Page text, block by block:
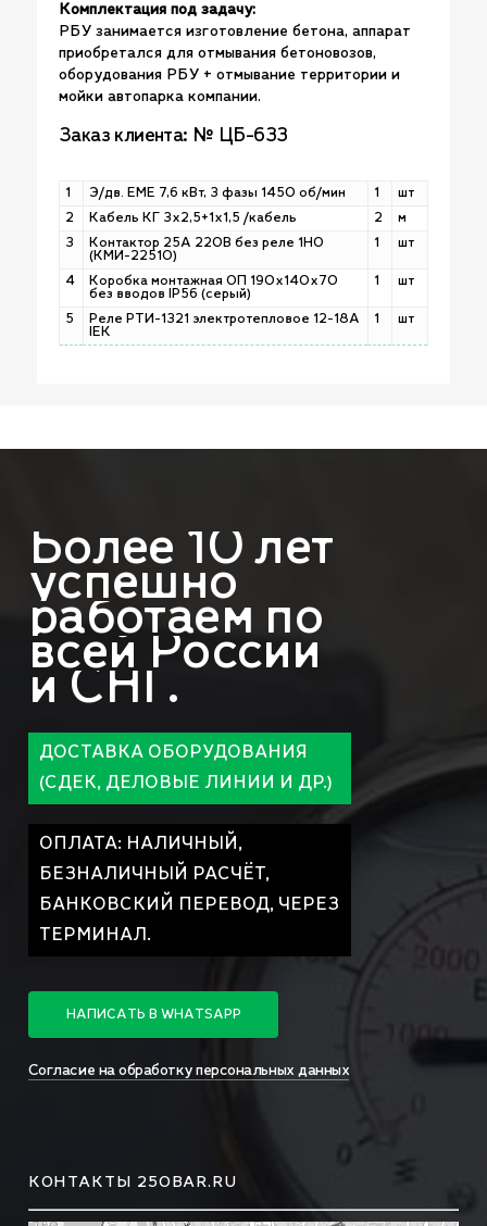
Комплектация под задачу:
РБУ занимается изготовление бетона, аппарат
приобретался для отмывания бетоновозов,
оборудования РБУ + отмывание территории и
мойки автопарка компании.
Заказ клиента: № ЦБ-633
1 Э/дв. EME 7,6 кВт, 3 фазы 1450 об/мин 1
шт
2
Кабель КГ 3х2,5+1х1,5 /кабель 2
м
3
Контактор 25А 220В без реле 1НО
(КМИ-22510)
1 шт
4
Коробка монтажная ОП 190х140х70
без вводов IP56 (серый)
1 шт
5
Реле РТИ-1321 электротепловое 12-18А
IEK
1 шт
Более 10 лет
успешно
работаем по
всей России
и СНГ.
ДОСТАВКА ОБОРУДОВАНИЯ
(СДЕК, ДЕЛОВЫЕ ЛИНИИ И ДР.)
ОПЛАТА: НАЛИЧНЫЙ,
БЕЗНАЛИЧНЫЙ РАСЧЁТ,
БАНКОВСКИЙ ПЕРЕВОД, ЧЕРЕЗ
ТЕРМИНАЛ.
НА П ИСАТ Ь В WHATSA P P
Согласие на обработку персональных данных
КОНТАКТЫ 250BAR.RU